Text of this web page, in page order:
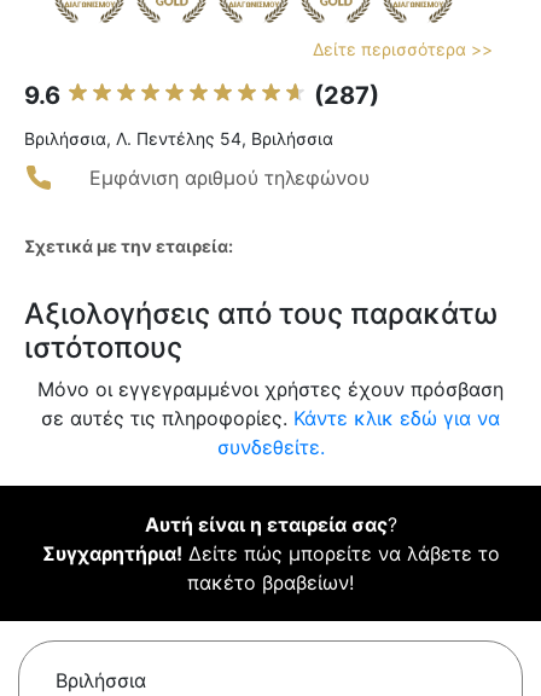
Δείτε περισσότερα >>
9.6 (287)
Βριλήσσια, Λ. Πεντέλης 54, Βριλήσσια
Εμφάνιση αριθμού τηλεφώνου
Σχετικά με την εταιρεία:
Αξιολογήσεις από τους παρακάτω
ιστότοπους
Μόνο οι εγγεγραμμένοι χρήστες έχουν πρόσβαση
σε αυτές τις πληροφορίες. Κάντε κλικ εδώ για να
συνδεθείτε.
Αυτή είναι η εταιρεία σας?
Συγχαρητήρια! Δείτε πώς μπορείτε να λάβετε το
πακέτο βραβείων!
Βριλήσσια